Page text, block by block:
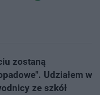
zostaną
Udziałem w
ze szkół